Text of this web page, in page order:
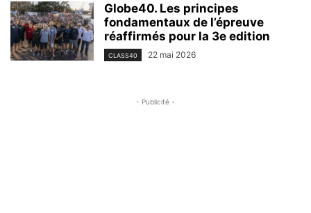
Globe40. Les principes
fondamentaux de l’épreuve
réaffirmés pour la 3e edition
CLASS40 22 mai 2026
- Publicité -